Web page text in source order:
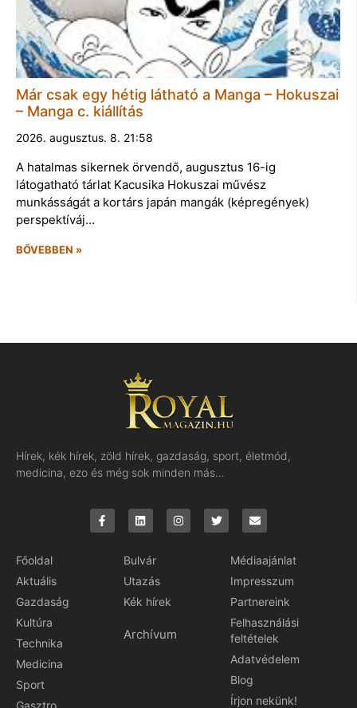
Már csak egy hétig látható a Manga – Hokuszai
– Manga c. kiállítás
2026. augusztus. 8. 21:58
A hatalmas sikernek örvendő, augusztus 16-ig
látogatható tárlat Kacusika Hokuszai művész
munkásságát a kortárs japán mangák (képregények)
perspektíváj…
BŐVEBBEN »
Hírek, kék hírek, zöld hírek, gazdaság, sport, életmód,
medicina, ezo és még sok minden más…
Főoldal
Aktuális
Gazdaság
Kultúra
Technika
Medicina
Sport
Bulvár
Utazás
Kék hírek
Archívum
Médiaajánlat
Impresszum
Partnereink
Felhasználási
feltételek
Adatvédelem
Blog
Írjon nekünk!